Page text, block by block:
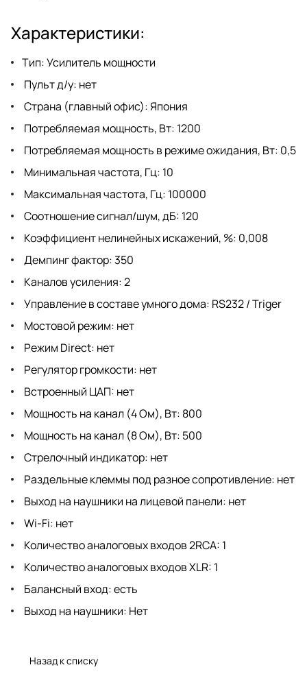
Характеристики:
Тип: Усилитель мощности
Пульт д/у: нет
Страна (главный офис): Япония
Потребляемая мощность, Вт: 1200
Потребляемая мощность в режиме ожидания, Вт: 0,5
Минимальная частота, Гц: 10
Максимальная частота, Гц: 100000
Соотношение сигнал/шум, дБ: 120
Коэффициент нелинейных искажений, %: 0,008
Демпинг фактор: 350
Каналов усиления: 2
Управление в составе умного дома: RS232 / Triger
Мостовой режим: нет
Режим Direct: нет
Регулятор громкости: нет
Встроенный ЦАП: нет
Мощность на канал (4 Ом), Вт: 800
Мощность на канал (8 Ом), Вт: 500
Стрелочный индикатор: нет
Раздельные клеммы под разное сопротивление: нет
Выход на наушники на лицевой панели: нет
Wi-Fi: нет
Количество аналоговых входов 2RCA: 1
Количество аналоговых входов XLR: 1
Балансный вход: есть
Выход на наушники: Нет
Назад к списку